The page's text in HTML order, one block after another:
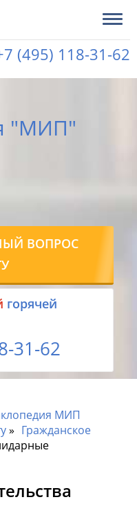
(495) 118-31-62
"МИП"
ВОПРОС
горячей
31-62
МИП
Гражданское